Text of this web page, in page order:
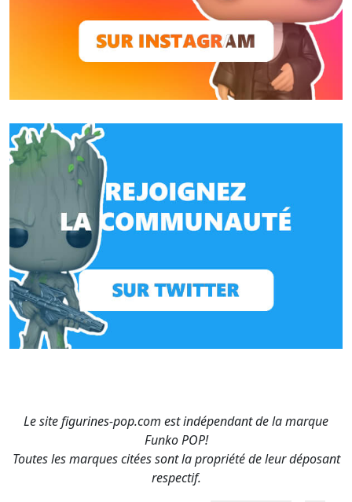
Le site figurines-pop.com est indépendant de la marque
Funko POP!
Toutes les marques citées sont la propriété de leur déposant
respectif.